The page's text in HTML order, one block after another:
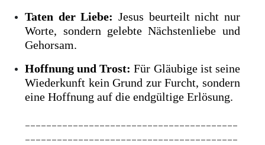
Taten der Liebe: Jesus beurteilt nicht nur
Worte, sondern gelebte Nächstenliebe und
Gehorsam.
Hoffnung und Trost: Für Gläubige ist seine
Wiederkunft kein Grund zur Furcht, sondern
eine Hoffnung auf die endgültige Erlösung.